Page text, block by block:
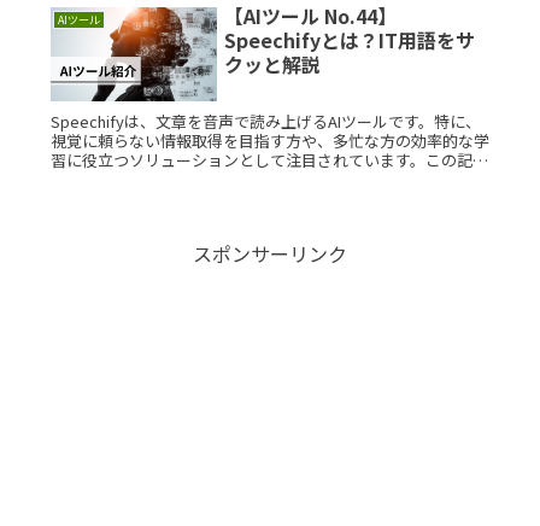
AIツール
【AIツール No.44】
Speechifyとは？IT用語をサ
クッと解説
Speechifyは、文章を音声で読み上げるAIツールです。特に、
視覚に頼らない情報取得を目指す方や、多忙な方の効率的な学
習に役立つソリューションとして注目されています。この記事
スポンサーリンク